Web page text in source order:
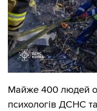
Майже 400 людей
психологів ДСНС та